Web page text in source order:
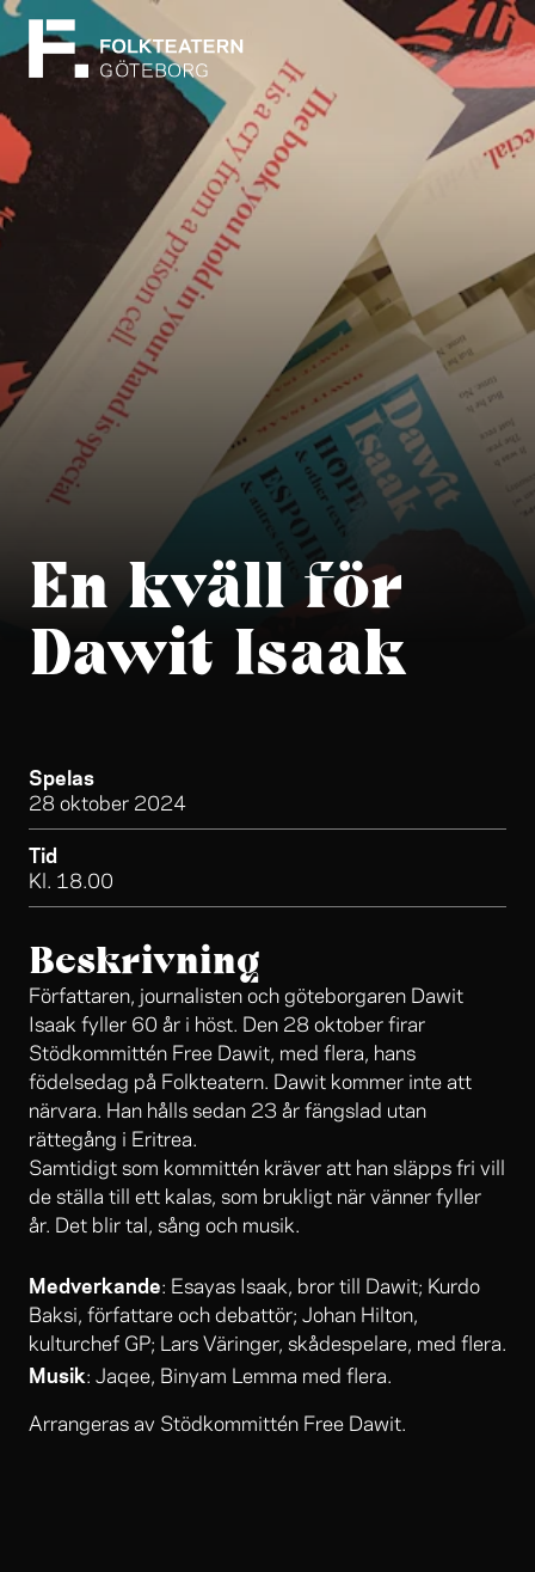
En kväll för
Dawit Isaak
Spelas
28 oktober 2024
Tid
Kl. 18.00
Beskrivning
Författaren, journalisten och göteborgaren Dawit
Isaak fyller 60 år i höst. Den 28 oktober firar
Stödkommittén Free Dawit, med flera, hans
födelsedag på Folkteatern. Dawit kommer inte att
närvara. Han hålls sedan 23 år fängslad utan
rättegång i Eritrea.
Samtidigt som kommittén kräver att han släpps fri vill
de ställa till ett kalas, som brukligt när vänner fyller
år. Det blir tal, sång och musik.
Medverkande: Esayas Isaak, bror till Dawit; Kurdo
Baksi, författare och debattör; Johan Hilton,
kulturchef GP; Lars Väringer, skådespelare, med flera.
Musik: Jaqee, Binyam Lemma med flera.
Arrangeras av Stödkommittén Free Dawit.